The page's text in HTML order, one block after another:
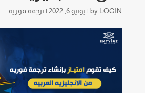
by LOGIN
| يونيو 6, 2022 | ترجمة فورية